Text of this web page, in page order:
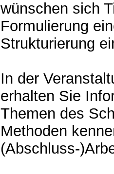
wünschen sich
Formulierung
Strukturierung
In der
erhalten Sie
Themen des
Methoden
(Abschluss-